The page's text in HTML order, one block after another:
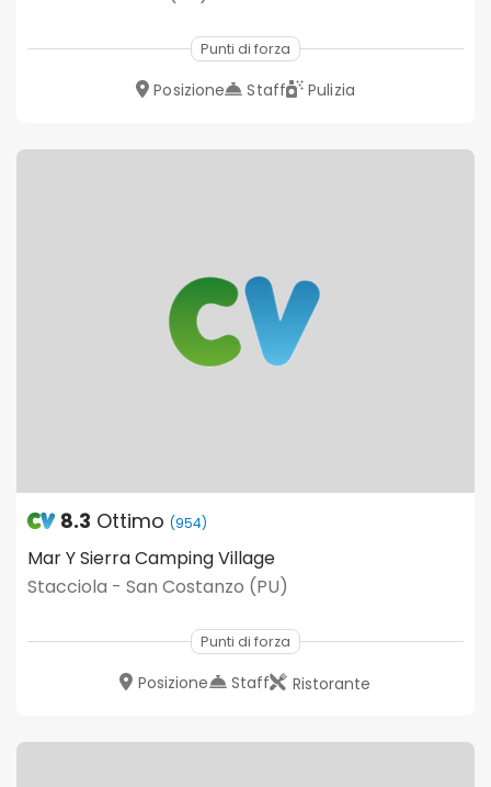
Punti di forza
Posizione Staff Pulizia
8.3 Ottimo (954)
Mar Y Sierra Camping Village
Stacciola - San Costanzo (PU)
Punti di forza
Posizione Staff Ristorante